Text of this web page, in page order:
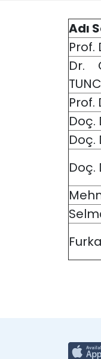
Adı
Prof.
Dr.
Prof.
Doç.
Doç.
Doç.